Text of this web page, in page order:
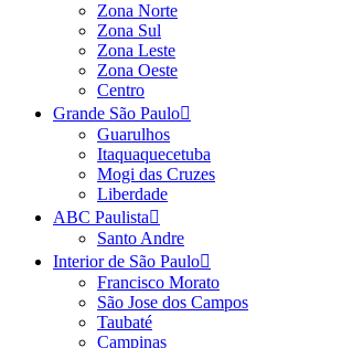
Zona Norte
Zona Sul
Zona Leste
Zona Oeste
Centro
Grande São Paulo
Guarulhos
Itaquaquecetuba
Mogi das Cruzes
Liberdade
ABC Paulista
Santo Andre
Interior de São Paulo
Francisco Morato
São Jose dos Campos
Taubaté
Campinas